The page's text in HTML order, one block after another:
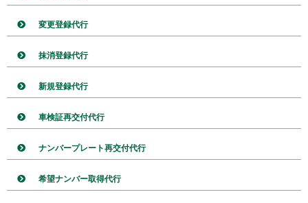
変更登録代行
抹消登録代行
新規登録代行
車検証再交付代行
ナンバープレート再交付代行
希望ナンバー取得代行